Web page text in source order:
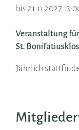
bis 21.11.2027
Veranstaltung
St.
Jährlich